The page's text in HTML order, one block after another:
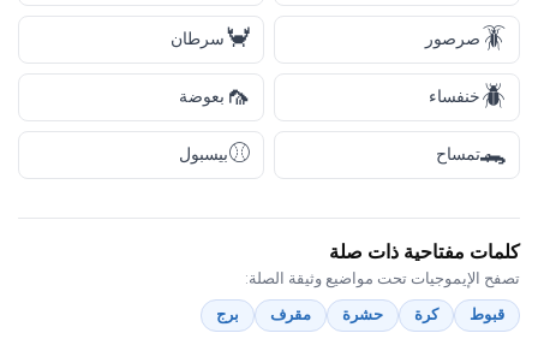
🪳صرصور 🦀سرطان
🪲خنفساء 🦟 بعوضة
🐊تمساح ⚾بيسبول
كلمات مفتاحية ذات صلة
تصفح الإيموجيات تحت مواضيع وثيقة الصلة:
قبوط
كرة حشرة مقرف برج